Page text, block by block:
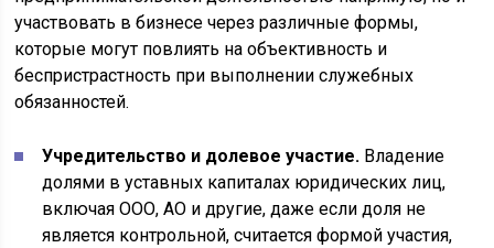
участвовать в бизнесе через различные формы,
которые могут повлиять на объективность и
беспристрастность при выполнении служебных
обязанностей.
Учредительство и долевое участие. Владение
долями в уставных капиталах юридических лиц,
включая ООО, АО и другие, даже если доля не
является контрольной, считается формой участия,